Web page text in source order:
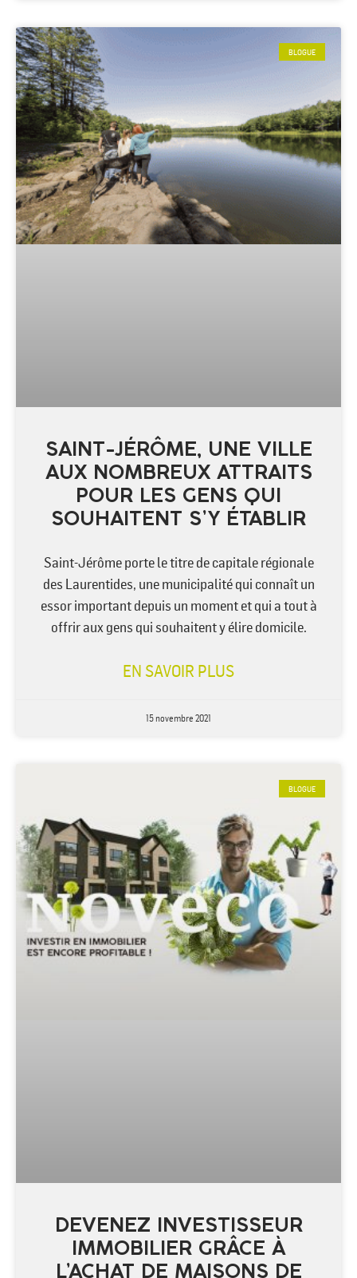
BLOGUE
SAINT-JÉRÔME, UNE VILLE
AUX NOMBREUX ATTRAITS
POUR LES GENS QUI
SOUHAITENT S’Y ÉTABLIR
Saint-Jérôme porte le titre de capitale régionale
des Laurentides, une municipalité qui connaît un
essor important depuis un moment et qui a tout à
offrir aux gens qui souhaitent y élire domicile.
EN SAVOIR PLUS
15 novembre 2021
BLOGUE
DEVENEZ INVESTISSEUR
IMMOBILIER GRÂCE À
L’ACHAT DE MAISONS DE